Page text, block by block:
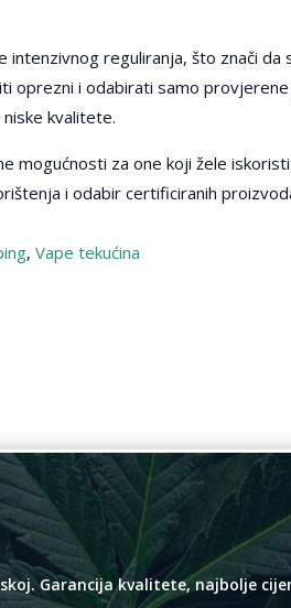
reguliranja, što znači
oprezni i odabirati samo
kvalitete.
mogućnosti za one koji žele
i odabir certificiranih
, Vape tekućina
Garancija kvalitete, najbolje